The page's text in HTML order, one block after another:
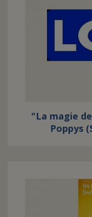
"La magie
Poppys